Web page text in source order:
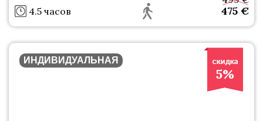
4.5 часов 475 €
5%
ИНДИВИДУАЛЬНАЯ